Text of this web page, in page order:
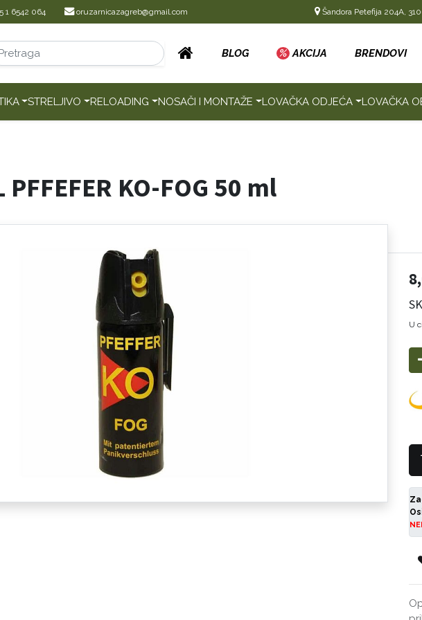
1 6542 064 oruzarnicazagreb@gmail.com Šandora Petefija 204A,
BLOG % AKCIJA BRENDOVI
STRELJIVO RELOADING NOSAČI I MONTAŽE LOVAČKA ODJEĆA LOVAČKA
PFFEFER KO-FOG 50 ml
U